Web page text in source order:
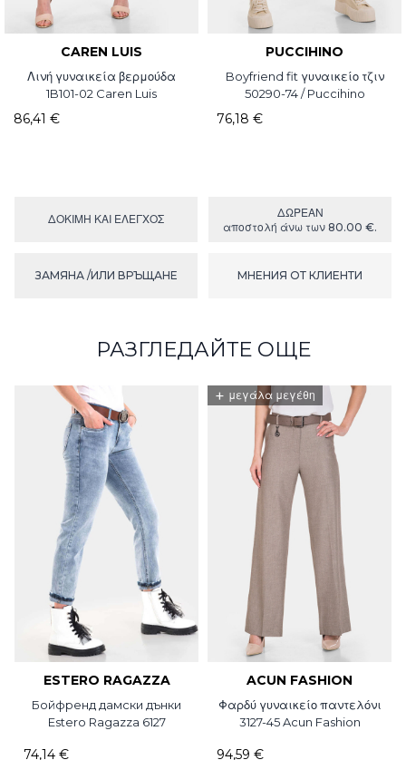
CAREN LUIS
Λινή γυναικεία βερμούδα
1B101-02 Caren Luis
86,41 €
PUCCIHINO
Boyfriend fit γυναικείο τζιν
50290-74 / Puccihino
76,18 €
ΔΟΚΙΜΉ ΚΑΙ ΕΛΕΓΧΟΣ
ΔΩΡΕΑΝ
αποστολή άνω των 80.00 €.
ЗАМЯНА /ИЛИ ВРЪЩАНЕ МНЕНИЯ ОТ КЛИЕНТИ
РАЗГЛЕДАЙТЕ ОЩЕ
ESTERO RAGAZZA
Бойфренд дамски дънки
Estero Ragazza 6127
74,14 €
+ μεγάλα μεγέθη
ACUN FASHION
Φαρδύ γυναικείο παντελόνι
3127-45 Acun Fashion
94,59 €